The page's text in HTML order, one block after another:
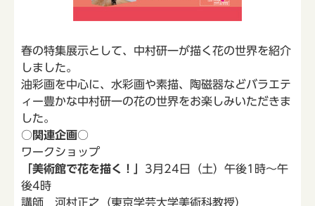
春の特集展示として、中村研一が描く花の世界を紹介
しました。
油彩画を中心に、水彩画や素描、陶磁器などバラエテ
ィー豊かな中村研一の花の世界をお楽しみいただきま
した。
○関連企画○
ワークショップ
「美術館で花を描く！」 3月24日（土）午後1時～午
後4時
講師 河村正之（東京学芸大学美術科教授）